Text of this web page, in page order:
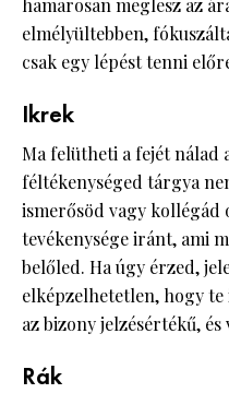
hamarosan meglesz az
elmélyültebben,
csak egy lépést tenni
Ikrek
Ma felütheti a fejét nálad
féltékenységed tárgya
ismerősöd vagy kollégád
tevékenysége iránt, ami
belőled. Ha úgy érzed,
elképzelhetetlen, hogy
az bizony jelzésértékű,
Rák